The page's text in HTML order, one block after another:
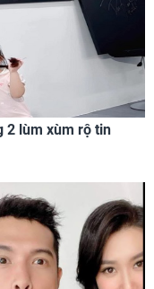
2 lùm xùm rộ tin